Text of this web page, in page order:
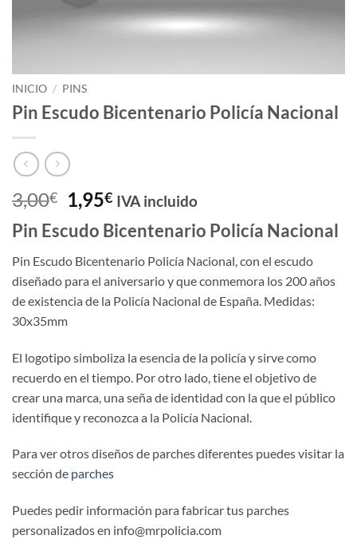
INICIO / PINS
Pin Escudo Bicentenario Policía Nacional
3,00€
El
precio
original
era:
3,00€.
1,95€El
actual
es:
1,95€.
IVA incluido
Pin Escudo Bicentenario Policía Nacional
Pin Escudo Bicentenario Policía Nacional, con el escudo
diseñado para el aniversario y que conmemora los 200 años
de existencia de la Policía Nacional de España. Medidas:
30x35mm
El logotipo simboliza la esencia de la policía y sirve como
recuerdo en el tiempo. Por otro lado, tiene el objetivo de
crear una marca, una seña de identidad con la que el público
identifique y reconozca a la Policía Nacional.
Para ver otros diseños de parches diferentes puedes visitar la
sección de parches
Puedes pedir información para fabricar tus parches
personalizados en info@mrpolicia.com